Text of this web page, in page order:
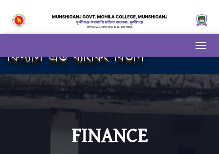
ফিন্যান্স এন্ড ব্যাংকিং বিভাগ
FINANCE